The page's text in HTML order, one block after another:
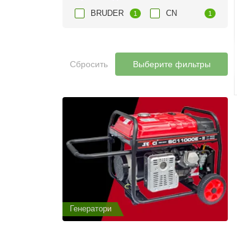
BRUDER 1 CN 1
Сбросить Выберите фильтры
Генератори